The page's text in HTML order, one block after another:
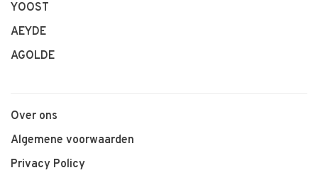
YOOST
AEYDE
AGOLDE
Over ons
Algemene voorwaarden
Privacy Policy